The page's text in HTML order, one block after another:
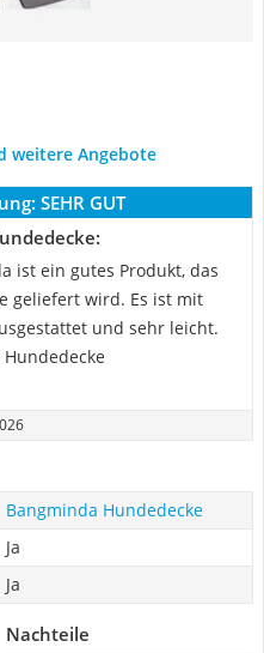
weitere Angebote
SEHR GUT
ist ein gutes Produkt, das
geliefert wird. Es ist mit
und sehr leicht.
Bangminda Hundedecke
Ja
Ja
Nachteile